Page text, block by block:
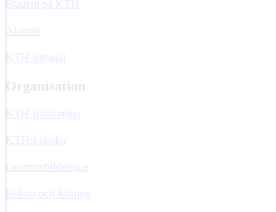
Student på KTH
Alumni
KTH Intranät
Organisation
KTH Biblioteket
KTH:s skolor
Centrumbildningar
Rektor och ledning